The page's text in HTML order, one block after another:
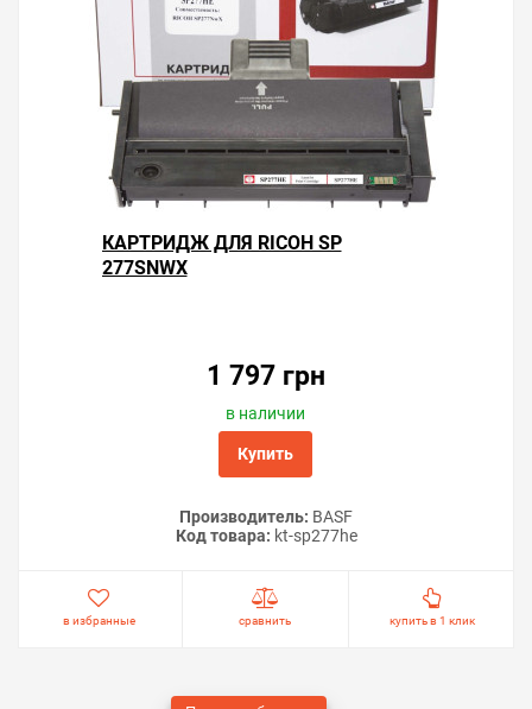
КАРТРИДЖ ДЛЯ RICOH SP
277SNWX
1 797 грн
в наличии
Купить
Производитель: BASF
Код товара: kt-sp277he
в избранные сравнить купить в 1 клик